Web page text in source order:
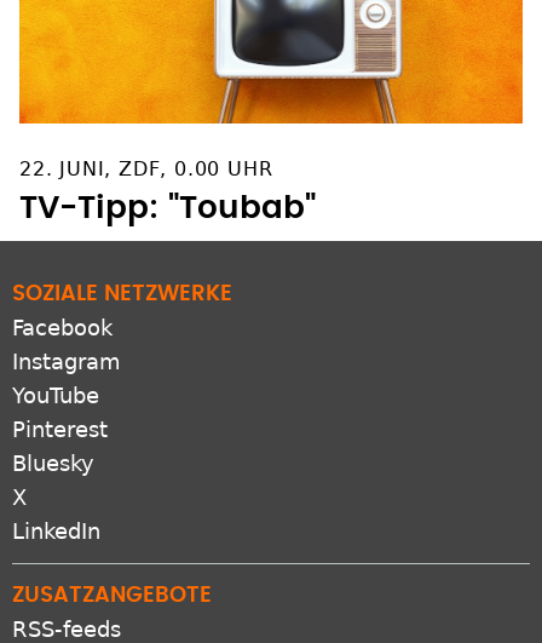
22. JUNI, ZDF, 0.00 UHR
TV-Tipp: "Toubab"
SOZIALE NETZWERKE
Facebook
Instagram
YouTube
Pinterest
Bluesky
X
LinkedIn
ZUSATZANGEBOTE
RSS-feeds